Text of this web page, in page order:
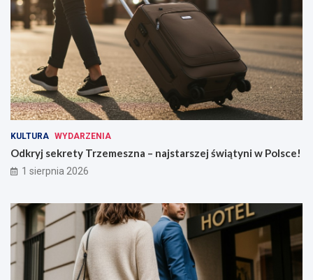
KULTURA WYDARZENIA
Odkryj sekrety Trzemeszna – najstarszej świątyni w Polsce!
1 sierpnia 2026